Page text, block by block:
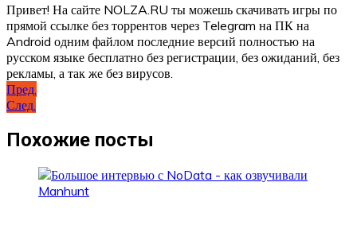
Привет! На сайте NOLZA.RU ты можешь скачивать игры по
прямой ссылке без торрентов через Telegram на ПК на
Android одним файлом последние версий полностью на
русском языке бесплатно без регистрации, без ожиданий, без
рекламы, а так же без вирусов.
Навигация
по
записям
Пред.
След.
Похожие посты